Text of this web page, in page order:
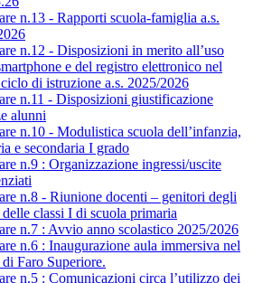
n.13 - Rapporti scuola-famiglia a.s.
n.12 - Disposizioni in merito all’uso
e del registro elettronico nel
di istruzione a.s. 2025/2026
n.11 - Disposizioni giustificazione
alunni
n.10 - Modulistica scuola dell’infanzia,
e secondaria I grado
n.9 : Organizzazione ingressi/uscite
n.8 - Riunione docenti – genitori degli
classi I di scuola primaria
n.7 : Avvio anno scolastico 2025/2026
n.6 : Inaugurazione aula immersiva nel
di Faro Superiore.
n.5 : Comunicazioni circa l’utilizzo dei